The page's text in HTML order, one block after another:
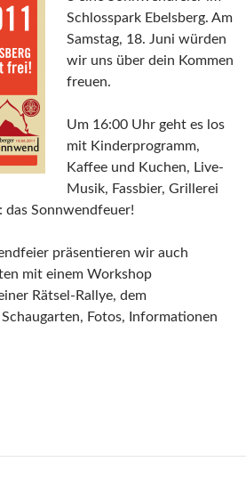
Schlosspark Ebelsberg. Am
Samstag, 18. Juni würden
wir uns über dein Kommen
freuen.
Um 16:00 Uhr geht es los
mit Kinderprogramm,
Kaffee und Kuchen, Live-
Musik, Fassbier, Grillerei
das Sonnwendfeuer!
präsentieren wir auch
mit einem Workshop
Rätsel-Rallye, dem
Schaugarten, Fotos, Informationen